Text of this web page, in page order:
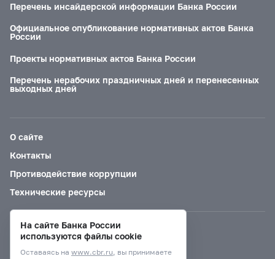
Перечень инсайдерской информации Банка России
Официальное опубликование нормативных актов Банка
России
Проекты нормативных актов Банка России
Перечень нерабочих праздничных дней и перенесенных
выходных дней
О сайте
Контакты
Противодействие коррупции
Технические ресурсы
Версия для слабовидящих
На сайте Банка России
используются файлы cookie
Оставаясь на www.cbr.ru, вы принимаете